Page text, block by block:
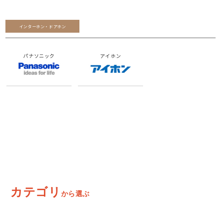
インターホン・ドアホン
パナソニック アイホン
カテゴリ から選ぶ